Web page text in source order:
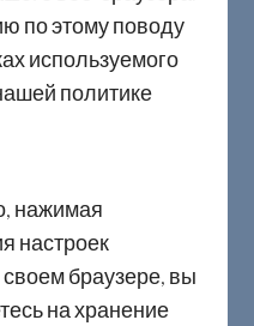
по этому поводу
используемого
политике
нажимая
настроек
браузере, вы
на хранение
Effector Sp.Z.o.o
и
сотрудников
и